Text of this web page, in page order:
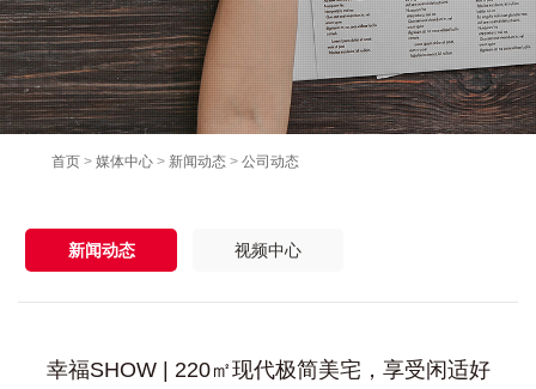
首页 > 媒体中心 > 新闻动态 > 公司动态
新闻动态 视频中心
幸福SHOW | 220㎡现代极简美宅，享受闲适好